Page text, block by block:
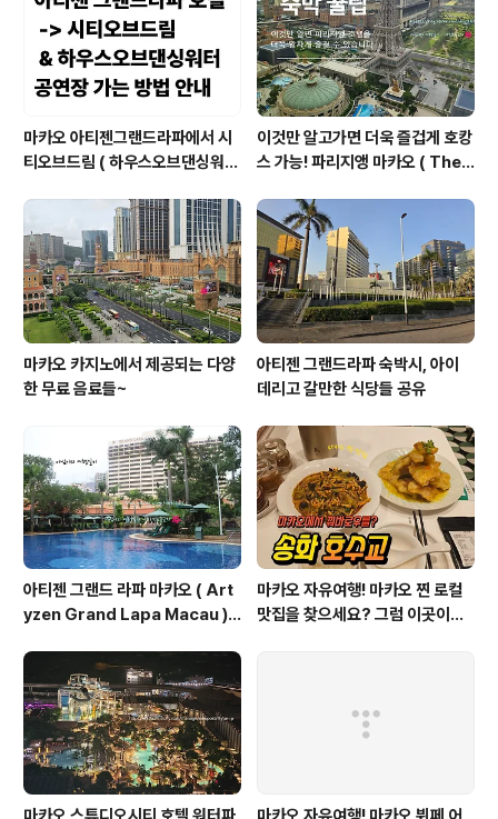
마카오 겨울여행을 할 때 숙박한적 있는 호텔이었는데..
마카오 아티젠그랜드라파에서 시
티오브드림 ( 하우스오브댄싱워터
더너 셔틀 타고 가는 방법 안내 ( 성
인 분들은 이렇게 이동하는 방법도
가능해요 )
이것만 알고가면 더욱 즐겁게 호캉
스 가능! 파리지앵 마카오 ( The
공개!
마카오 카지노에서 제공되는 다양
한 무료 음료들~
아티젠 그랜드라파 숙박시, 아이
데리고 갈만한 식당들 공유
아티젠 그랜드 라파 마카오 ( Art
yzen Grand Lapa Macau )
마카오 자유여행! 마카오 찐 로컬
맛집을 찾으세요? 그럼 이곳이죠~